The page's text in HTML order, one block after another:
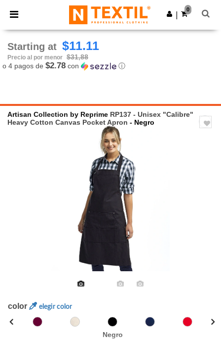
× App de Ntextil
¡Mejores precios en app!
Descargar app
0
Starting at $11.11
Precio al por menor $31,88
o 4 pagos de $2.78 con ⓘ
Artisan Collection by Reprime RP137 - Unisex "Calibre"
Heavy Cotton Canvas Pocket Apron - Negro
color elegir color
Negro